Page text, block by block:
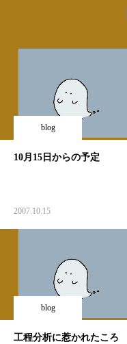
blog
10月15日からの予定
2007.10.15
blog
工程分析に惹かれたころ